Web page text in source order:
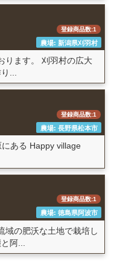
登録商品数:1
農場: 新潟県刈羽村
ります。 刈羽村の広大
...
登録商品数:1
農場: 長野県松本市
ある Happy village
登録商品数:1
農場: 徳島県阿波市
の肥沃な土地で栽培し
阿...